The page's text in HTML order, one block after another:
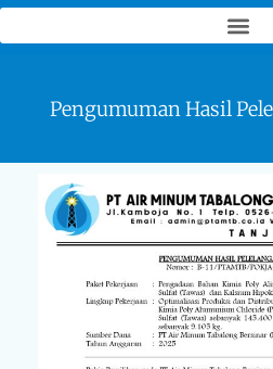
PT Air Minum Tabalong Bersinar
Pengumuman Hasil